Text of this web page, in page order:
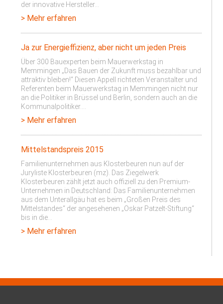
der innovative Hersteller…
> Mehr erfahren
Ja zur Energieffizienz, aber nicht um jeden Preis
Über 300 Bauexperten beim Mauerwerkstag in
Memmingen „Das Bauen der Zukunft muss bezahlbar und
attraktiv bleiben!“ Diesen Appell richteten Veranstalter und
Referenten beim Mauerwerkstag in Memmingen nicht nur
an die Politiker in Brüssel und Berlin, sondern auch an die
Kommunalpolitiker.…
> Mehr erfahren
Mittelstandspreis 2015
Familienunternehmen aus Klosterbeuren nun auf der
Juryliste Klosterbeuren (mz). Das Ziegelwerk
Klosterbeuren zählt jetzt auch offiziell zu den Premium-
Unternehmen in Deutschland: Das Familienunternehmen
aus dem Unterallgäu hat es beim „Großen Preis des
Mittelstandes“ der angesehenen „Oskar Patzelt-Stiftung“
bis in die…
> Mehr erfahren